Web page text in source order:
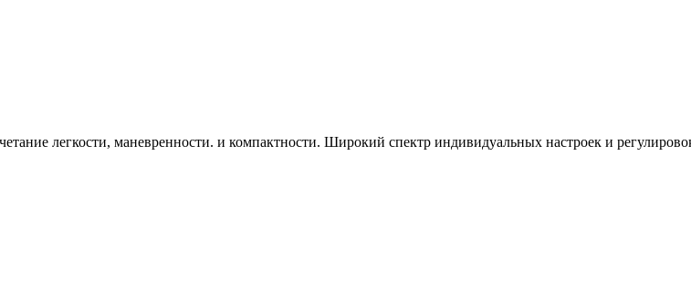
легкости, маневренности. и компактности. Широкий спектр индивидуальных настроек и